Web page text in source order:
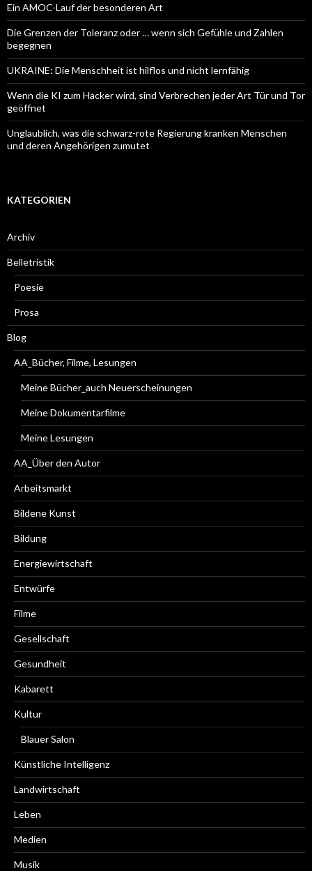
Ein AMOC-Lauf der besonderen Art
Die Grenzen der Toleranz oder … wenn sich Gefühle und Zahlen
begegnen
UKRAINE: Die Menschheit ist hilflos und nicht lernfähig
Wenn die KI zum Hacker wird, sind Verbrechen jeder Art Tür und Tor
geöffnet
Unglaublich, was die schwarz-rote Regierung kranken Menschen
und deren Angehörigen zumutet
KATEGORIEN
Archiv
Belletristik
Poesie
Prosa
Blog
AA_Bücher, Filme, Lesungen
Meine Bücher_auch Neuerscheinungen
Meine Dokumentarfilme
Meine Lesungen
AA_Über den Autor
Arbeitsmarkt
Bildene Kunst
Bildung
Energiewirtschaft
Entwürfe
Filme
Gesellschaft
Gesundheit
Kabarett
Kultur
Blauer Salon
Künstliche Intelligenz
Landwirtschaft
Leben
Medien
Musik